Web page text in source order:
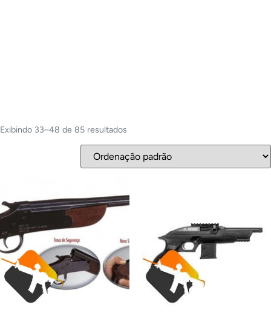
Exibindo 33–48 de 85 resultados